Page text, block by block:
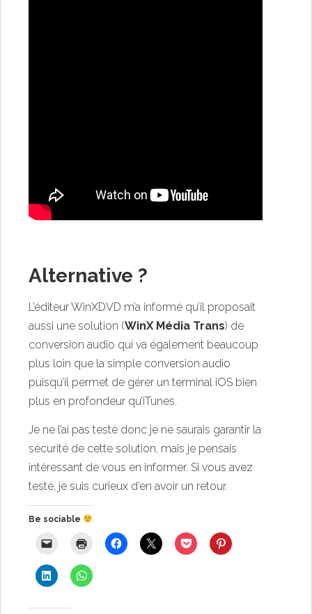
Alternative ?
L’éditeur WinXDVD m’a informé qu’il proposait
aussi une solution (WinX Média Trans) de
conversion audio qui va également beaucoup
plus loin que la simple conversion audio
puisqu’il permet de gérer un terminal iOS bien
plus en profondeur qu’iTunes.
Je ne l’ai pas testé donc je ne saurais garantir la
sécurité de cette solution, mais je pensais
intéressant de vous en informer. Si vous avez
testé, je suis curieux d’en avoir un retour.
Be sociable